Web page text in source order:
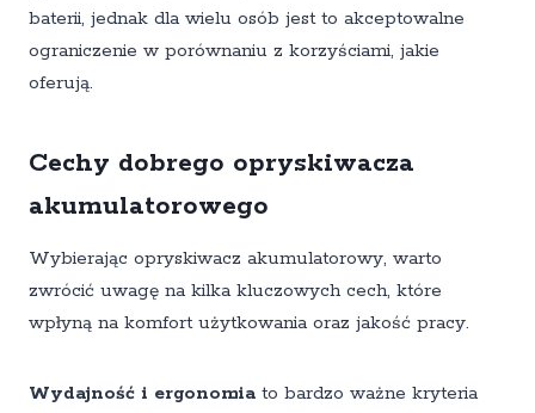
baterii, jednak dla wielu osób jest to akceptowalne
ograniczenie w porównaniu z korzyściami, jakie
oferują.
Cechy dobrego opryskiwacza
akumulatorowego
Wybierając opryskiwacz akumulatorowy, warto
zwrócić uwagę na kilka kluczowych cech, które
wpłyną na komfort użytkowania oraz jakość pracy.
Wydajność i ergonomia to bardzo ważne kryteria